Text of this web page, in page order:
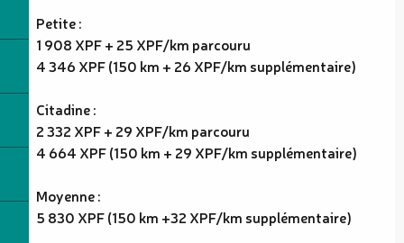
Petite :
1 908 XPF + 25 XPF/km parcouru
4 346 XPF (150 km + 26 XPF/km supplémentaire)
Citadine :
2 332 XPF + 29 XPF/km parcouru
4 664 XPF (150 km + 29 XPF/km supplémentaire)
Moyenne :
5 830 XPF (150 km +32 XPF/km supplémentaire)